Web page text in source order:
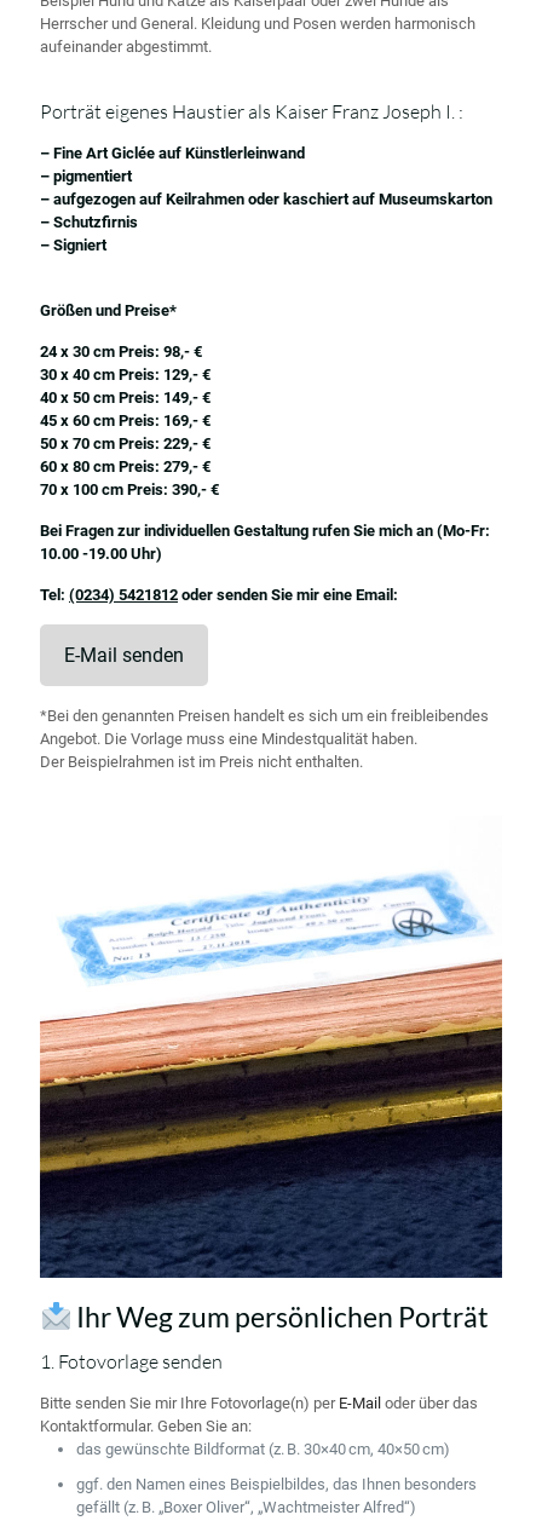
Herrscher und General. Kleidung und Posen werden harmonisch
aufeinander abgestimmt.
Porträt eigenes Haustier als Kaiser Franz Joseph I. :
– Fine Art Giclée auf Künstlerleinwand
– pigmentiert
– aufgezogen auf Keilrahmen oder kaschiert auf Museumskarton
– Schutzfirnis
– Signiert
Größen und Preise*
24 x 30 cm Preis: 98,- €
30 x 40 cm Preis: 129,- €
40 x 50 cm Preis: 149,- €
45 x 60 cm Preis: 169,- €
50 x 70 cm Preis: 229,- €
60 x 80 cm Preis: 279,- €
70 x 100 cm Preis: 390,- €
Bei Fragen zur individuellen Gestaltung rufen Sie mich an (Mo-Fr:
10.00 -19.00 Uhr)
Tel: (0234) 5421812 oder senden Sie mir eine Email:
E-Mail senden
*Bei den genannten Preisen handelt es sich um ein freibleibendes
Angebot. Die Vorlage muss eine Mindestqualität haben.
Der Beispielrahmen ist im Preis nicht enthalten.
Ihr Weg zum persönlichen Porträt
1. Fotovorlage senden
Bitte senden Sie mir Ihre Fotovorlage(n) per E-Mail oder über das
Kontaktformular. Geben Sie an:
das gewünschte Bildformat (z. B. 30×40 cm, 40×50 cm)
ggf. den Namen eines Beispielbildes, das Ihnen besonders
gefällt (z. B. „Boxer Oliver“, „Wachtmeister Alfred“)